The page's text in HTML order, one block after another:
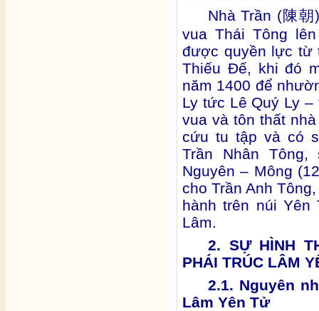
Nhà Trần (陳朝
vua Thái Tông
được quyền lực từ
Thiếu Đế, khi đó
năm 1400 để
Ly tức Lê Quý Ly
vua và tôn thất
cứu tu tập và có
Trần Nhân
Nguyên – Mông
cho Trần Anh
hành trên núi Yên
Lâm.
2. SỰ HÌNH
PHÁI TRÚC LÂM
2.1. Nguyên
Lâm Yên Tử